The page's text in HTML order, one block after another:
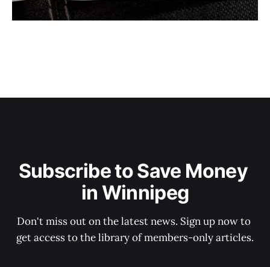
Subscribe to Save Money
in Winnipeg
Don't miss out on the latest news. Sign up now to
get access to the library of members-only articles.